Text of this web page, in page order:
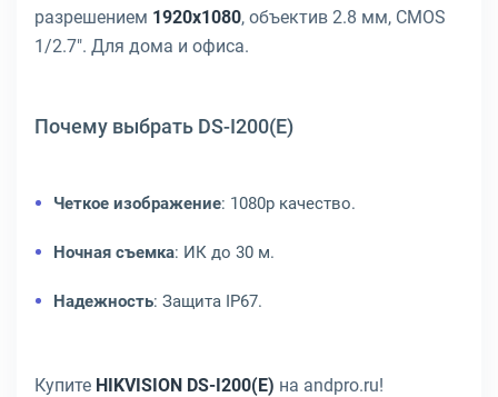
разрешением 1920x1080, объектив 2.8 мм, CMOS
1/2.7". Для дома и офиса.
Почему выбрать DS-I200(E)
Четкое изображение: 1080p качество.
Ночная съемка: ИК до 30 м.
Надежность: Защита IP67.
Купите HIKVISION DS-I200(E) на andpro.ru!